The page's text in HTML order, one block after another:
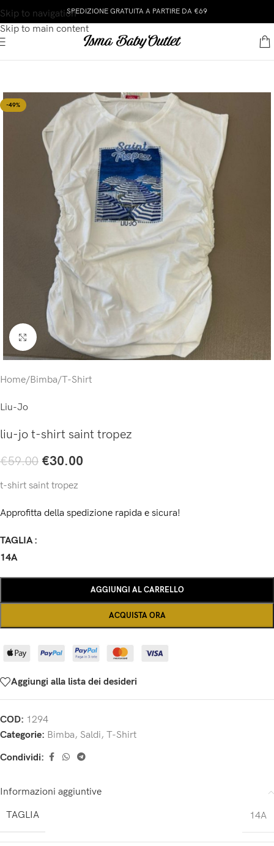
Skip to navigation
Skip to main content
SPEDIZIONE GRATUITA A PARTIRE DA €69
-49%
Click to enlarge
Home/Bimba/T-Shirt
Liu-Jo
liu-jo t-shirt saint tropez
€59.00 €30.00
t-shirt saint tropez
Approfitta della spedizione rapida e sicura!
TAGLIA
14A
AGGIUNGI AL CARRELLO
ACQUISTA ORA
Aggiungi alla lista dei desideri
COD: 1294
Categorie: Bimba, Saldi, T-Shirt
Condividi:
Informazioni aggiuntive
TAGLIA
14A